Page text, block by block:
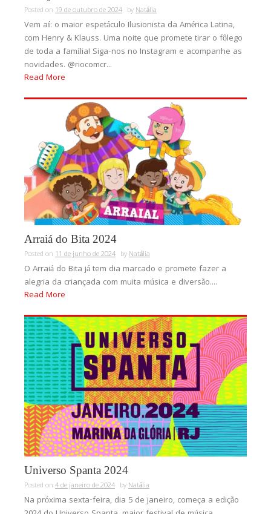
Posted on 19 de outubro de 2024 byNatália
Vem aí: o maior espetáculo Ilusionista da América Latina,
com Henry & Klauss. Uma noite que promete tirar o fôlego
de toda a família! Siga-nos no Instagram e acompanhe as
novidades. @riocomcr...
Read More
Arraiá do Bita 2024
Posted on 11 de junho de 2024 byNatália
O Arraiá do Bita já tem dia marcado e promete fazer a
alegria da criançada com muita música e diversão....
Read More
Universo Spanta 2024
Posted on 4 de janeiro de 2024 byNatália
Na próxima sexta-feira, dia 5 de janeiro, começa a edição